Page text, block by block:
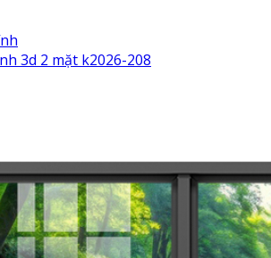
3d 2 mặt k2026-208